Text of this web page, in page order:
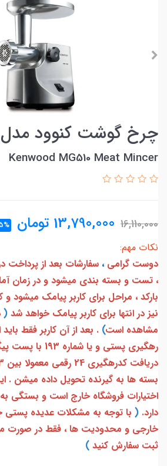
چرخ گوشت کنوود مدل MG510
Kenwood MG510 Meat Mincer
16,110,000
13,790,000 تومان
نکات مهم:
دوست گرامی ، سفارشات بعد از پرداخت
، تست و بسته بندی میشود و در زمان
نیز در انتها برای کاربر پیامک خواهد شد (
مشاهده است) . بعد از آن کاربر فقط
رهگیری پستی و یا
بسته ها به گیرنده تحویل داده میشن .
اختیارات فروشگاه خارج است و بستگی
دارد. ( با توجه به مشکلات عدیده پستی
خارجی و محدودیت ها ، فقط در صورت
ثبت سفارش کنید )